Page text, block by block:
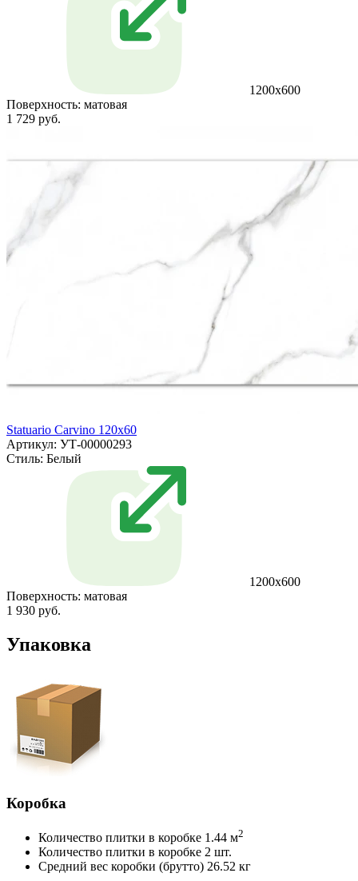
1200х600
Поверхность: матовая
1 729 руб.
Statuario Carvino 120x60
Артикул: УТ-00000293
Стиль: Белый
1200х600
Поверхность: матовая
1 930 руб.
Упаковка
Коробка
Количество плитки в коробке 1.44 м2
Количество плитки в коробке 2 шт.
Средний вес коробки (брутто) 26.52 кг